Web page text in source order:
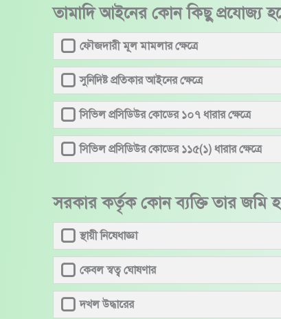
তামাদি আইনের কোন কিছু প্রযোজ্য
ফৌজদারী মূল মামলার ক্ষেত্রে
সুনিদিষ্ট প্রতিকার আইনের ক্ষেত্রে
সিভিল প্রসিডিউর কোডের ১০৭ ধারার ক্ষেত্রে
সিভিল প্রসিডিউর কোডের ১১৫(১) ধারার ক্ষেত্রে
সরকার কর্তৃক কোন ব্যক্তি তার জমি
স্থায়ী নিষেধাজ্ঞা
কেবল স্বত্ব ঘোষণার
দখল উদ্ধারের